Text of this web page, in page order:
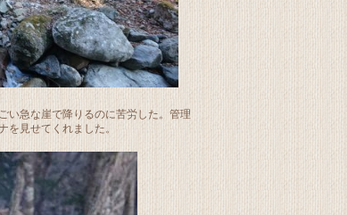
い急な崖で降りるのに苦労した。管理
を見せてくれました。